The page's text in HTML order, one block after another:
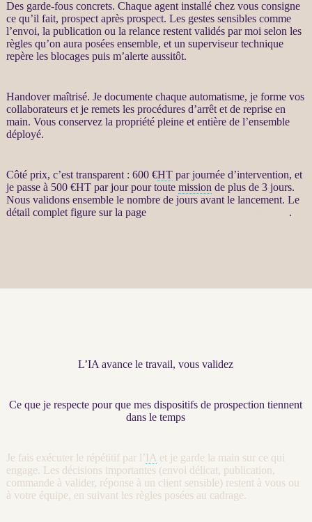
Des garde-fousconcrets. Chaque agentinstallé chez vous consigne
ce qu’il fait, prospectaprès prospect. Les gestes sensibles comme
l’envoi, la publication ou la relancerestent validés par moi selon les
règles qu’on aura posées ensemble, et un superviseur technique
repère les blocages puis m’alerteaussitôt.
Handover maîtrisé. Je documente chaque automatisme, je forme vos
collaborateurs et je remets les procédures d’arrêt et de reprise en
main. Vous conservez la propriété pleine et entière de l’ensemble
déployé.
Côté prix, c’est transparent : 600 €HTpar journée d’intervention, et
je passe à 500 €HTpar jour pour toute mission de plus de 3 jours.
Nous validons ensemble le nombre de jours avant le lancement. Le
détail complet figure sur la page
.
L’IA avance le travail, vous validez
Ce que je respecte pour que mes dispositifs de prospection tiennent
dans le temps
Je fais exécuter le répétitif par l’IA et je garde la main sur ce qui
engage. Les décisions importantes (envoi délicat, publication,
commande à valider, réponse à un client sensible) restent à vous ou
à votre équipe, en suivant les règles posées au cadrage.